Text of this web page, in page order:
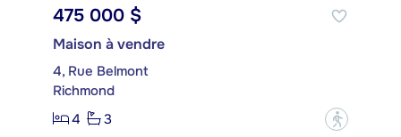
475 000 $
Maison à vendre
4, Rue Belmont
Richmond
4
3 ?